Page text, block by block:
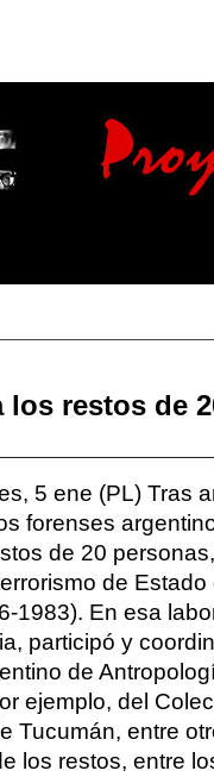
restos de
5 ene (PL) Tras
forenses
de 20
de
1983). En esa
participó y
de
ejemplo, del
Tucumán, entre
los restos, entre